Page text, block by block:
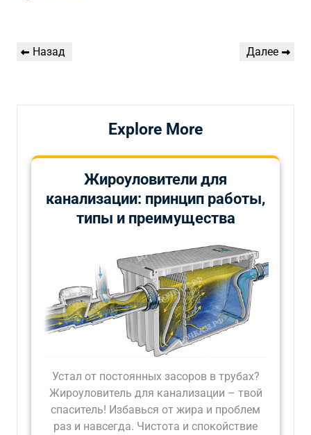
Навигация
Предыдущая
Назад
Следующая
Далее
Explore More
Жироуловители для
канализации: принцип работы,
типы и преимущества
Устал от постоянных засоров в трубах?
Жироуловитель для канализации – твой
спаситель! Избавься от жира и проблем
раз и навсегда. Чистота и спокойствие